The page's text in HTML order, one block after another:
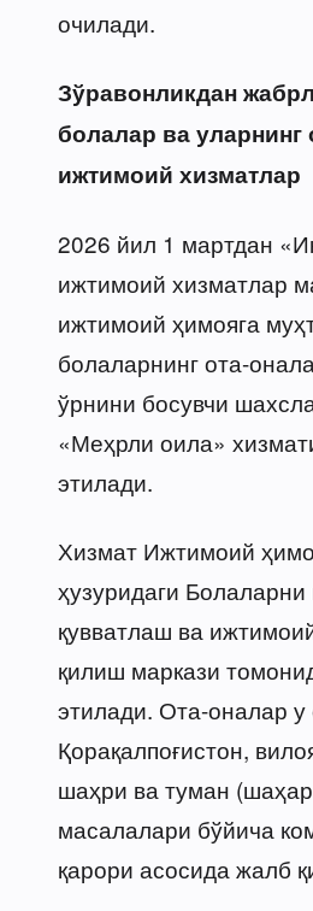
очилади.
Зўравонликдан
болалар ва уларнинг
ижтимоий хизматлар
2026 йил 1 мартдан
ижтимоий хизматлар
ижтимоий ҳимояга
болаларнинг ота-
ўрнини босувчи
«Меҳрли оила»
этилади.
Хизмат Ижтимоий
ҳузуридаги Болаларни
қувватлаш ва
қилиш маркази
этилади. Ота-оналар у
Қорақалпоғистон,
шаҳри ва туман
масалалари бўйича
қарори асосида жалб